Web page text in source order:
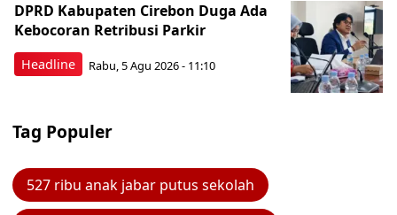
Headline
DPRD Kabupaten Cirebon Duga Ada
Kebocoran Retribusi Parkir
Rabu, 5 Agu 2026 - 11:10
Tag Populer
527 ribu anak jabar putus sekolah